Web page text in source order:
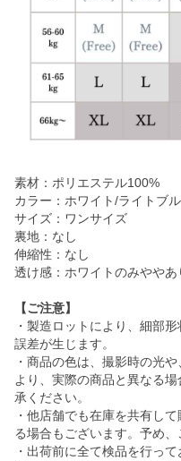
素材：ポリエステル100%
カラー：ホワイト/ライトブ
サイズ：ワンサイズ
裏地：なし
伸縮性：なし
透け感：ホワイトのみややあ
【ご注意】
・製造ロットにより、細部
誤差が生じます。
・商品の色は、撮影時の光
より、実際の商品と異なる
承ください。
・他店舗でも在庫を共有し
る場合もございます。予め、
・出荷前に全て検品を行っ